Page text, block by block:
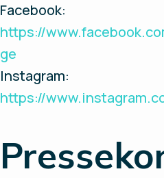
Facebook:
https://
ge
Instagram:
https://